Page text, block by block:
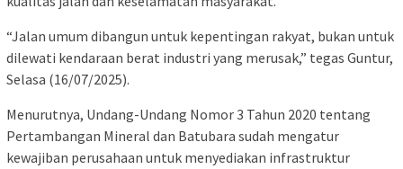
“Jalan umum dibangun untuk kepentingan rakyat, bukan untuk
dilewati kendaraan berat industri yang merusak,” tegas Guntur,
Selasa (16/07/2025).
Menurutnya, Undang-Undang Nomor 3 Tahun 2020 tentang
Pertambangan Mineral dan Batubara sudah mengatur
kewajiban perusahaan untuk menyediakan infrastruktur